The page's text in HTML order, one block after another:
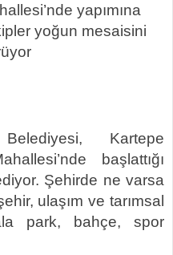
yapımına
yoğun mesaisini
Kartepe
başlattığı
Şehirde ne varsa
ulaşım ve tarımsal
park, bahçe, spor